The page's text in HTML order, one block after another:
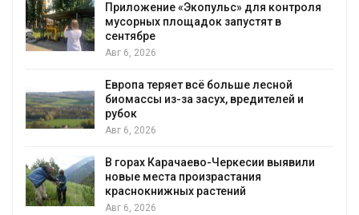
Приложение «Экопульс» для контроля
мусорных площадок запустят в
сентябре
Авг 6, 2026
Европа теряет всё больше лесной
биомассы из-за засух, вредителей и
рубок
Авг 6, 2026
В горах Карачаево-Черкесии выявили
новые места произрастания
краснокнижных растений
Авг 6, 2026